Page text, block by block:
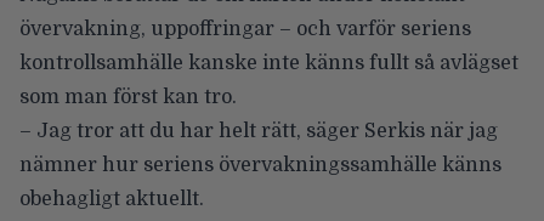
övervakning, uppoffringar – och varför seriens
kontrollsamhälle kanske inte känns fullt så avlägset
som man först kan tro.
– Jag tror att du har helt rätt, säger Serkis när jag
nämner hur seriens övervakningssamhälle känns
obehagligt aktuellt.